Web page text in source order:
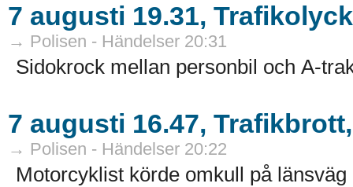
7 augusti 19.31,
→ Polisen - Händelser 20:31
Sidokrock mellan personbil och A-
7 augusti 16.47,
→ Polisen - Händelser 20:22
Motorcyklist körde omkull på länsväg